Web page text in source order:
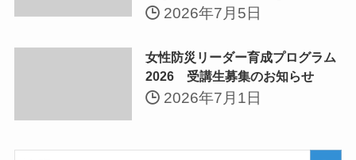
2026年7月5日
女性防災リーダー育成プログラム
2026 受講生募集のお知らせ
2026年7月1日